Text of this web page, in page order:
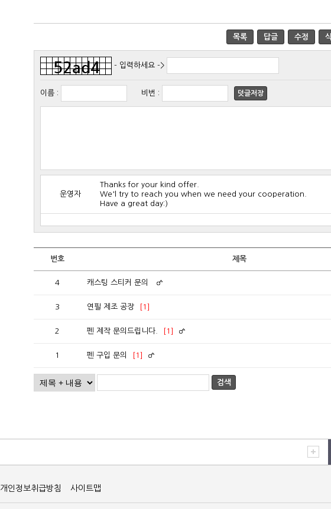
목록 답글 수정
- 입력하세요 ->
이름 : 비번 : 덧글저장
운영자
Thanks for your kind offer.
We'l try to reach you when we need your cooperation.
Have a great day:)
번호 제목
4 캐스팅 스티커 문의
3 연필 제조 공장 [1]
2 펜 제작 문의드립니다. [1]
1 펜 구입 문의 [1]
검색
개인정보취급방침 사이트맵